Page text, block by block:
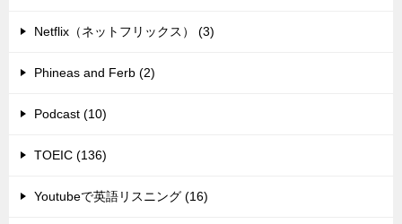
Netflix（ネットフリックス） (3)
Phineas and Ferb (2)
Podcast (10)
TOEIC (136)
Youtubeで英語リスニング (16)